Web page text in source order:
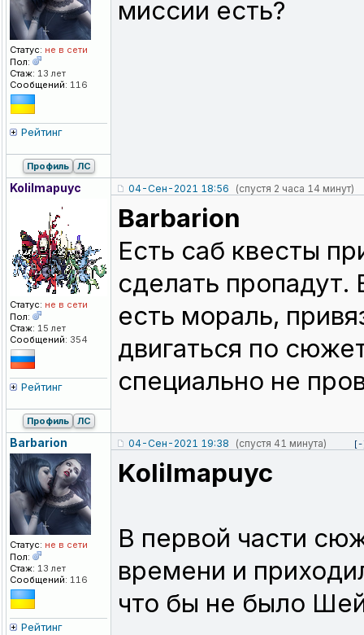
Статус: не в сети
Пол:
Стаж: 13 лет
Сообщений: 116
Рейтинг
миссии есть?
Профиль ЛС
KoIiImapuyc
Статус: не в сети
Пол:
Стаж: 15 лет
Сообщений: 354
Рейтинг
04-Сен-2021 18:56 (спустя 2 часа 14 минут)
Barbarion
Есть саб квесты
сделать пропадут.
есть мораль,
двигаться по
специально не
Профиль ЛС
Barbarion
Статус: не в сети
Пол:
Стаж: 13 лет
Сообщений: 116
Рейтинг
04-Сен-2021 19:38 (спустя 41 минута)
KoIiImapuyc
В первой части
времени и
что бы не было